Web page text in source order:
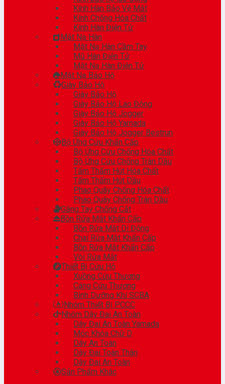
Kính Hàn Bảo Vệ Mắt
Kính Chống Hóa Chất
Kính Hàn Điện Tử
Mặt Nạ Hàn
Mặt Nạ Hàn Cầm Tay
Mũ Hàn Điện Tử
Mặt Nạ Hàn Điện Tử
Mặt Nạ Bảo Hộ
Giày Bảo Hộ
Giày Bảo Hộ
Giày Bảo Hộ Lao Động
Giày Bảo Hộ Jogger
Giày Bảo Hộ Yamada
Giày Bảo Hộ Jogger Bestrun
Bộ Ứng Cứu Khẩn Cấp
Bộ Ứng Cứu Chống Hóa Chất
Bộ Ứng Cứu Chống Tràn Dầu
Tấm Thấm Hút Hóa Chất
Tấm Thấm Hút Dầu
Phao Quây Chống Hóa Chất
Phao Quây Chống Tràn Dầu
Găng Tay Chống Cắt
Bồn Rửa Mắt Khẩn Cấp
Bồn Rửa Mắt Di Động
Chai Rửa Mắt Khẩn Cấp
Bồn Rửa Mắt Khẩn Cấp
Vòi Rửa Mắt
Thiết Bị Cứu Hộ
Xuồng Cứu Thương
Cáng Cứu Thương
Bình Dưỡng Khí SCBA
Nhóm Thiết Bị PCCC
Nhóm Dây Đai An Toàn
Dây Đai An Toàn Yamada
Móc Khóa Chữ D
Dây An Toàn
Dây Đai Toàn Thân
Dây Đai An Toàn
Sản Phẩm Khác